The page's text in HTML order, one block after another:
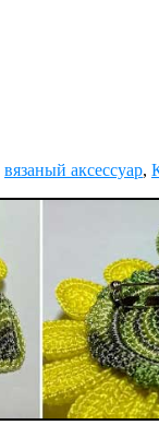
вязаный аксессуар,